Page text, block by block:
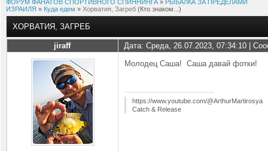
ФОРУМ ФАНАТОВ СПОРТИВНОГО СПИННИНГА » РЫБАЛКА ЗА ПРЕДЕЛАМИ
ИЗРАИЛЯ » Куда едем » Хорватия, Загреб (Кто знаком...)
ХОРВАТИЯ, ЗАГРЕБ
jiraff Дата: Среда, 26.07.2023, 07:34:10 |
Молодец Саша! Саша давай фотки!
https://www.youtube.com/@ArthurMartirosya
Catch & Release